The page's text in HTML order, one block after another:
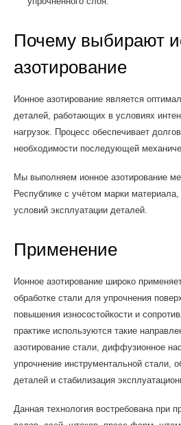
Почему выбирают
азотирование
Ионное азотирование является
деталей, работающих в условиях
нагрузок. Процесс обеспечивает
необходимости последующей
Мы выполняем ионное азотирование
Республике с учётом марки
условий эксплуатации деталей.
Применение
Ионное азотирование широко
обработке стали для упрочнения
повышения износостойкости и
практике используются такие
азотирование стали, диффузионное
упрочнение инструментальной стали,
деталей и стабилизация
Данная технология востребована при